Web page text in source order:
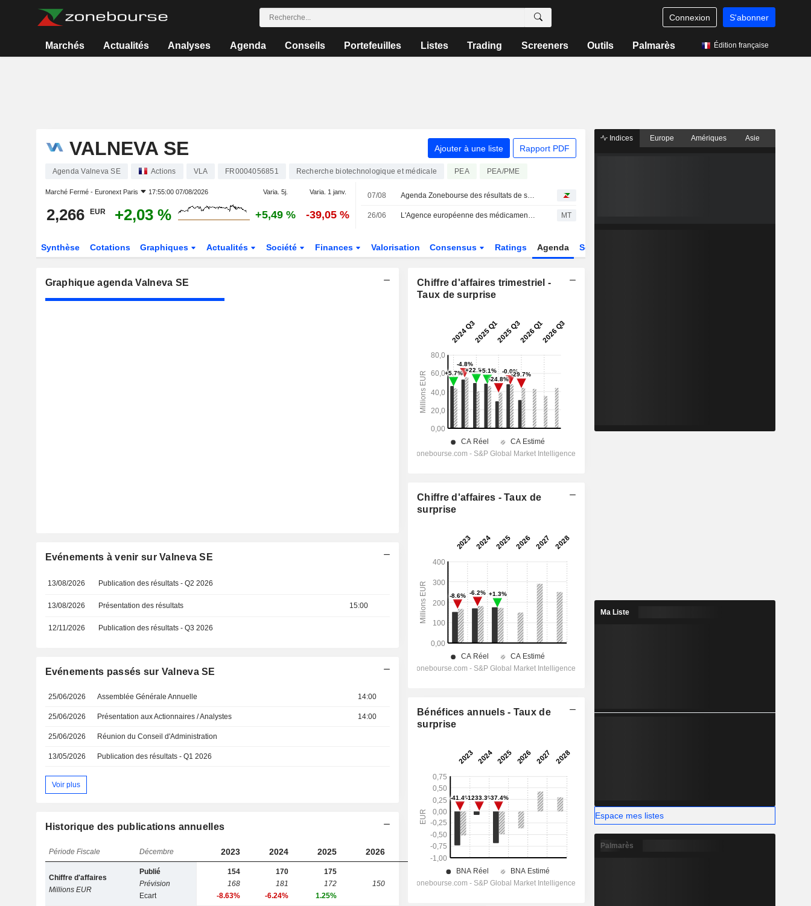
Connexion S'abonner
Marchés Actualités Analyses Agenda Conseils Portefeuilles Listes Trading Screeners Outils Palmarès Édition française
VALNEVA SE Ajouter à une liste Rapport PDF
Agenda Valneva SE Actions VLA FR0004056851 Recherche biotechnologique et médicale PEA PEA/PME
Marché Fermé - Euronext Paris 17:55:00 07/08/2026 Varia. 5j. Varia. 1 janv.
2,266 EUR +2,03 % +5,49 % -39,05 %
07/08 Agenda Zonebourse des résultats de sociétés : semaine du 10 au 14 août 2026
26/06 L'Agence européenne des médicaments recommande une modification de l'autorisation de mise sur le marché du vaccin contre le chikungunya de Valneva MT
Synthèse Cotations Graphiques Actualités Société Finances Valorisation Consensus Ratings Agenda Secteur
Graphique agenda Valneva SE
Evénements à venir sur Valneva SE
13/08/2026 Publication des résultats - Q2 2026
13/08/2026 Présentation des résultats 15:00
12/11/2026 Publication des résultats - Q3 2026
Evénements passés sur Valneva SE
25/06/2026 Assemblée Générale Annuelle 14:00
25/06/2026 Présentation aux Actionnaires / Analystes 14:00
25/06/2026 Réunion du Conseil d'Administration
13/05/2026 Publication des résultats - Q1 2026
Voir plus
Historique des publications annuelles
Période Fiscale Décembre 2023 2024 2025 2026 2028
Chiffre d'affaires
Millions EUR
Publié
Prévision
Ecart
154
168
-8.63%
170
181
-6.24%
175
172
1.25%
150 290 251
Chiffre d'affaires trimestriel -
Taux de surprise
Chiffre d'affaires - Taux de
surprise
Bénéfices annuels - Taux de
surprise
Indices Europe Amériques Asie
Ma Liste
Espace mes listes
Palmarès